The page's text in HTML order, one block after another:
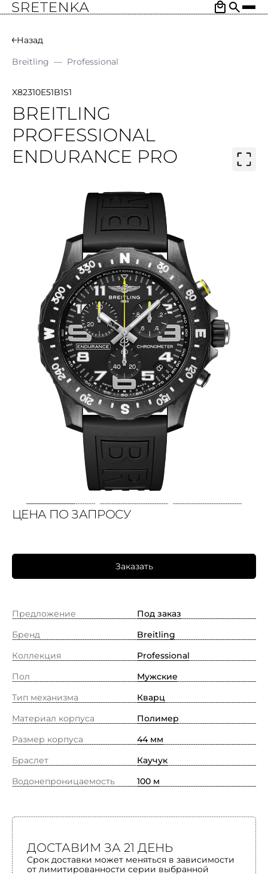
Назад
Breitling — Professional
X82310E51B1S1
BREITLING
PROFESSIONAL
ENDURANCE PRO
ЦЕНА ПО ЗАПРОСУ
Заказать
Предложение
Под заказ
Бренд
Breitling
Коллекция
Professional
Пол
Мужские
Тип механизма
Кварц
Материал корпуса
Полимер
Размер корпуса
44 мм
Браслет
Каучук
Водонепроницаемость
100 м
ДОСТАВИМ ЗА 21 ДЕНЬ
Срок доставки может меняться в зависимости
от лимитированности серии выбранной